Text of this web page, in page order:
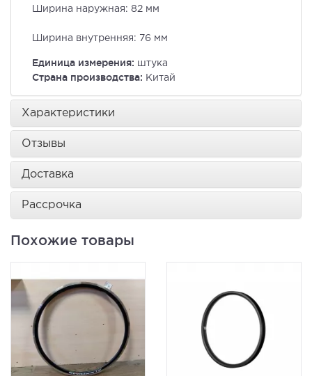
Ширина наружная: 82 мм
Ширина внутренняя: 76 мм
Единица измерения: штука
Страна производства: Китай
Характеристики
Отзывы
Доставка
Рассрочка
Похожие товары